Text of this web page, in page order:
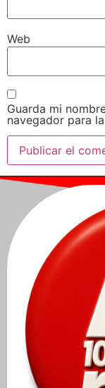
Web
Guarda mi
navegador para